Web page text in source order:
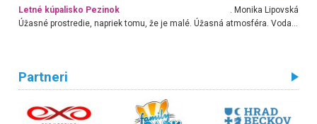
Letné kúpalisko Pezinok
. Monika Lipovská
Partneri